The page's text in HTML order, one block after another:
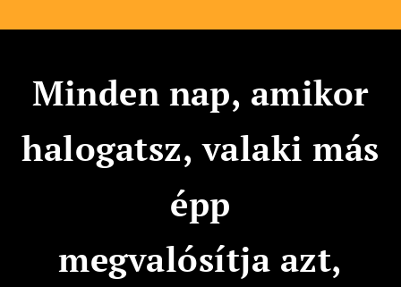
Minden nap, amikor
halogatsz, valaki más
épp
megvalósítja azt,